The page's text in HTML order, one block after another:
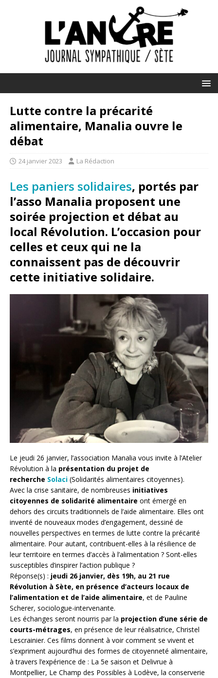
Lutte contre la précarité
alimentaire, Manalia ouvre le
débat
24 janvier 2023 La Rédaction
Les paniers solidaires, portés par
l’asso Manalia proposent une
soirée projection et débat au
local Révolution. L’occasion pour
celles et ceux qui ne la
connaissent pas de découvrir
cette initiative solidaire.
Le jeudi 26 janvier, l’association Manalia vous invite à l’Atelier
Révolution à la présentation du projet de
recherche Solaci (Solidarités alimentaires citoyennes).
Avec la crise sanitaire, de nombreuses initiatives
citoyennes de solidarité alimentaire ont émergé en
dehors des circuits traditionnels de l’aide alimentaire. Elles ont
inventé de nouveaux modes d’engagement, dessiné de
nouvelles perspectives en termes de lutte contre la précarité
alimentaire. Pour autant, contribuent-elles à la résilience de
leur territoire en termes d’accès à l’alimentation ? Sont-elles
susceptibles d’inspirer l’action publique ?
Réponse(s) : jeudi 26 janvier, dès 19h, au 21 rue
Révolution à Sète, en présence d’acteurs locaux de
l’alimentation et de l’aide alimentaire, et de Pauline
Scherer, sociologue-intervenante.
Les échanges seront nourris par la projection d’une série de
courts-métrages, en présence de leur réalisatrice, Christel
Lescrainier. Ces films donnent à voir comment se vivent et
s’expriment aujourd’hui des formes de citoyenneté alimentaire,
à travers l’expérience de : La 5e saison et Delivrue à
Montpellier, Le Champ des Possibles à Lodève, la conserverie